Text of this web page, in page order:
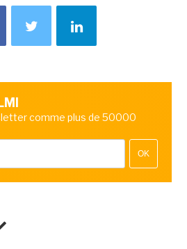
comme plus de 50000
OK